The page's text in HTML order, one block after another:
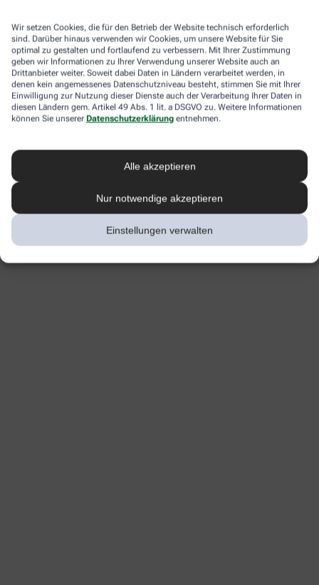
Wir setzen Cookies, die für den Betrieb der Website technisch erforderlich
sind. Darüber hinaus verwenden wir Cookies, um unsere Website für Sie
optimal zu gestalten und fortlaufend zu verbessern. Mit Ihrer Zustimmung
geben wir Informationen zu Ihrer Verwendung unserer Website auch an
Drittanbieter weiter. Soweit dabei Daten in Ländern verarbeitet werden, in
denen kein angemessenes Datenschutzniveau besteht, stimmen Sie mit Ihrer
Einwilligung zur Nutzung dieser Dienste auch der Verarbeitung Ihrer Daten in
diesen Ländern gem. Artikel 49 Abs. 1 lit. a DSGVO zu. Weitere Informationen
können Sie unserer Datenschutzerklärung entnehmen.
Alle akzeptieren
Nur notwendige akzeptieren
Einstellungen verwalten